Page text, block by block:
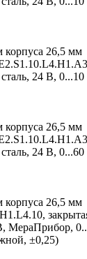
26,5 мм
24 В,
26,5 мм
24 В,
26,5 мм
МераПрибор,
±0,25)